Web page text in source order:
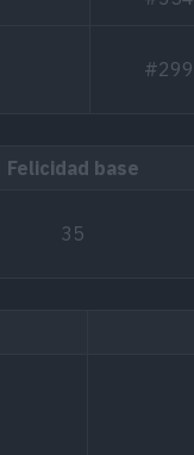
#299
Felicidad base
35